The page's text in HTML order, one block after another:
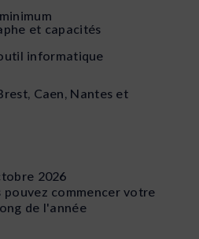
et capacités
informatique
Caen, Nantes et
2026
pouvez commencer votre
de l'année